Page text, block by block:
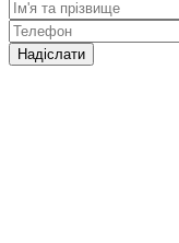
Надіслати